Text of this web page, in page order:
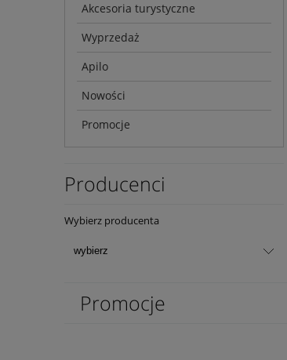
Akcesoria turystyczne
Wyprzedaż
Apilo
Nowości
Promocje
Producenci
Wybierz producenta
Promocje